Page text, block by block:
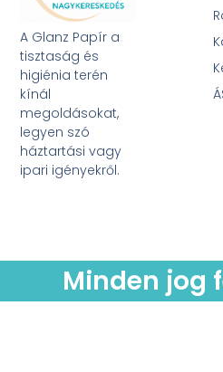
A Glanz Papír a
tisztaság és
higiénia terén
kínál
megoldásokat,
legyen szó
háztartási vagy
ipari igényekről.
Minden jog